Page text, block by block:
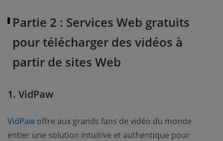
Partie 2 : Services Web gratuits
pour télécharger des vidéos à
partir de sites Web
1. VidPaw
VidPaw offre aux grands fans de vidéo du monde
entier une solution intuitive et authentique pour